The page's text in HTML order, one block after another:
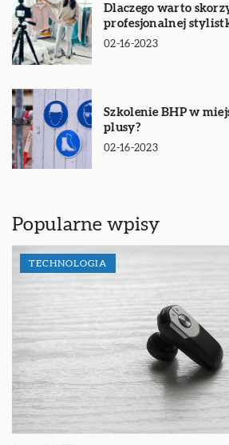
Dlaczego warto
profesjonalnej
02-16-2023
Szkolenie BHP w
plusy?
02-16-2023
Popularne wpisy
TECHNOLOGIA